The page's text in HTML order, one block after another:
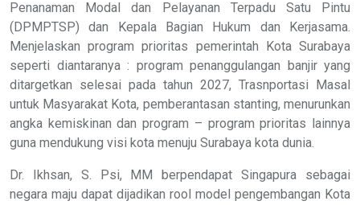
Penanaman Modal dan Pelayanan Terpadu Satu Pintu
(DPMPTSP) dan Kepala Bagian Hukum dan Kerjasama.
Menjelaskan program prioritas pemerintah Kota Surabaya
seperti diantaranya : program penanggulangan banjir yang
ditargetkan selesai pada tahun 2027, Trasnportasi Masal
untuk Masyarakat Kota, pemberantasan stanting, menurunkan
angka kemiskinan dan program – program prioritas lainnya
guna mendukung visi kota menuju Surabaya kota dunia.
Dr. Ikhsan, S. Psi, MM berpendapat Singapura sebagai
negara maju dapat dijadikan rool model pengembangan Kota